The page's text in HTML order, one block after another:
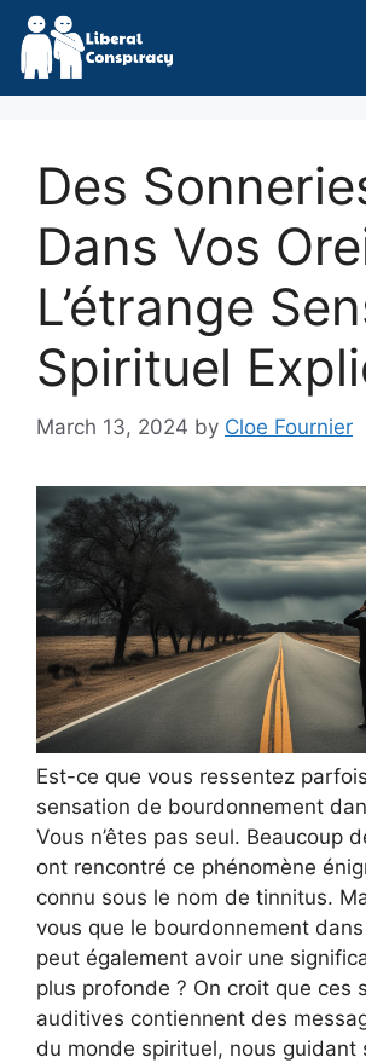
Skip
content
Des
Dans Vos
L’étrange
Spirituel
March 13, 2024 by Cloe Fournier
Est-ce que vous ressentez
sensation de bourdonnement
Vous n’êtes pas seul. Beaucoup
ont rencontré ce phénomène
connu sous le nom de tinnitus.
vous que le bourdonnement
peut également avoir une
plus profonde ? On croit que ces
auditives contiennent des
du monde spirituel, nous guidant